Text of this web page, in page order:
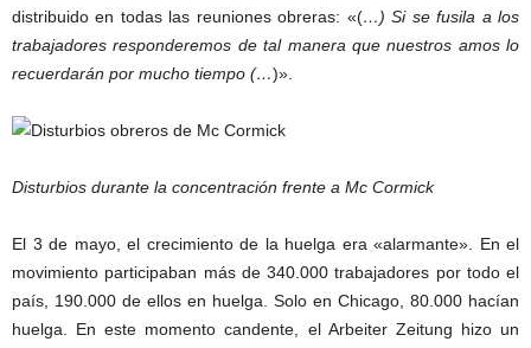
distribuido en todas las reuniones obreras: «(…) Si se fusila a los
trabajadores responderemos de tal manera que nuestros amos lo
recuerdarán por mucho tiempo (…)».
Disturbios durante la concentración frente a Mc Cormick
El 3 de mayo, el crecimiento de la huelga era «alarmante». En el
movimiento participaban más de 340.000 trabajadores por todo el
país, 190.000 de ellos en huelga. Solo en Chicago, 80.000 hacían
huelga. En este momento candente, el Arbeiter Zeitung hizo un